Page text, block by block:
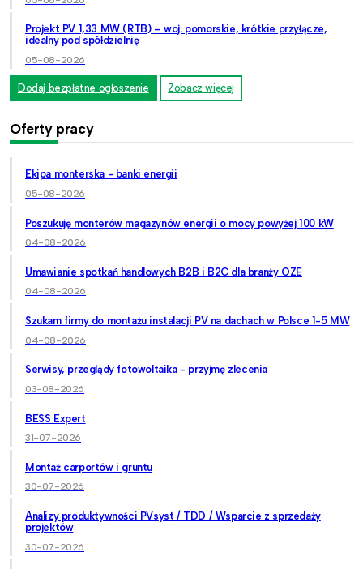
Projekt PV 1,33 MW (RTB) – woj. pomorskie, krótkie przyłącze,
idealny pod spółdzielnię
05-08-2026
Dodaj bezpłatne ogłoszenie Zobacz więcej
Oferty pracy
Ekipa monterska - banki energii
05-08-2026
Poszukuję monterów magazynów energii o mocy powyżej 100 kW
04-08-2026
Umawianie spotkań handlowych B2B i B2C dla branży OZE
04-08-2026
Szukam firmy do montażu instalacji PV na dachach w Polsce 1-5 MW
04-08-2026
Serwisy, przeglądy fotowoltaika - przyjmę zlecenia
03-08-2026
BESS Expert
31-07-2026
Montaż carportów i gruntu
30-07-2026
Analizy produktywności PVsyst / TDD / Wsparcie z sprzedaży
projektów
30-07-2026